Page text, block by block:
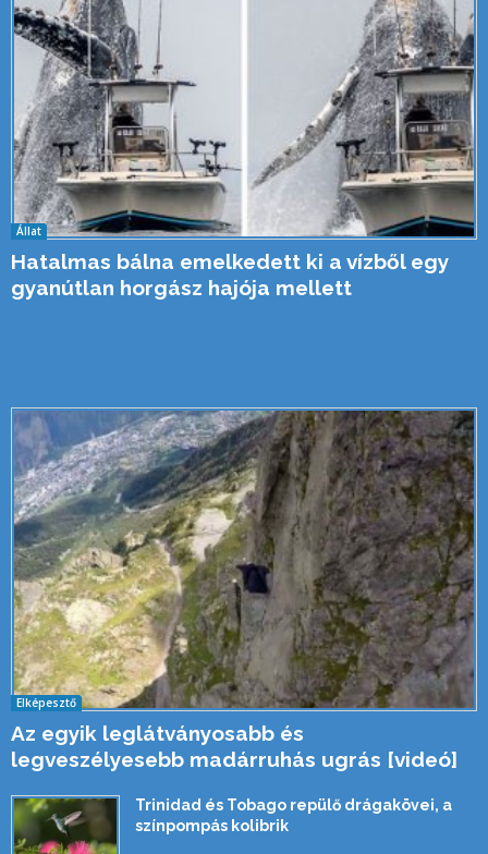
Állat
Hatalmas bálna emelkedett ki a vízből egy
gyanútlan horgász hajója mellett
Elképesztő
Az egyik leglátványosabb és
legveszélyesebb madárruhás ugrás [videó]
Trinidad és Tobago repülő drágakövei, a
színpompás kolibrik